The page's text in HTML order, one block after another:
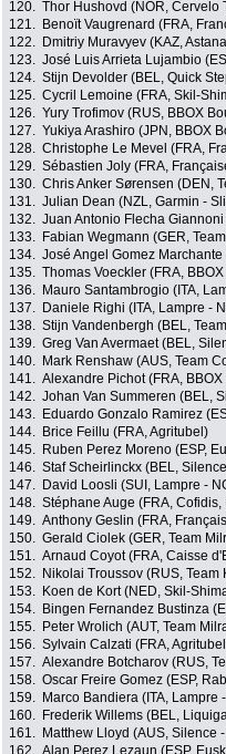
120. Thor Hushovd (NOR, Cervelo
121.
Benoït Vaugrenard (FRA,
122.
Dmitriy Muravyev (KAZ,
123. José Luis Arrieta Lujambio
124. Stijn Devolder (BEL, Quick
125. Cycril Lemoine (FRA, Skil-
126. Yury Trofimov (RUS, BBOX
127. Yukiya Arashiro (JPN, BBOX
128. Christophe Le Mevel (FRA,
129. Sébastien Joly (FRA,
130. Chris Anker Sørensen (DEN,
131. Julian Dean (NZL, Garmin -
132. Juan Antonio Flecha
133.
Fabian Wegmann (GER,
134. José Angel Gomez Marchante
135. Thomas Voeckler (FRA,
136.
Mauro Santambrogio (ITA,
137.
Daniele Righi (ITA, Lampre -
138. Stijn Vandenbergh (BEL,
139. Greg Van Avermaet (BEL,
140.
Mark Renshaw (AUS, Team
141. Alexandre Pichot (FRA,
142. Johan Van Summeren (BEL,
143.
Eduardo Gonzalo Ramirez
144.
Brice Feillu (FRA, Agritubel)
145.
Ruben Perez Moreno (ESP,
146. Staf Scheirlinckx (BEL,
147.
David Loosli (SUI, Lampre -
148. Stéphane Auge (FRA,
149. Anthony Geslin (FRA,
150. Gerald Ciolek (GER, Team
151. Arnaud Coyot (FRA, Caisse
152.
Nikolai Troussov (RUS, Team
153.
Koen de Kort (NED, Skil-
154.
Bingen Fernandez Bustinza
155.
Peter Wrolich (AUT, Team
156. Sylvain Calzati (FRA,
157. Alexandre Botcharov (RUS,
158. Oscar Freire Gomez (ESP,
159.
Marco Bandiera (ITA, Lampre
160.
Frederik Willems (BEL,
161.
Matthew Lloyd (AUS, Silence